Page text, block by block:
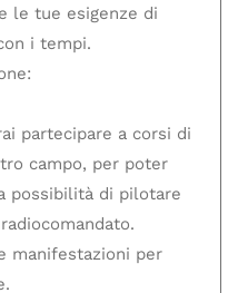
le tue esigenze di
i tempi.
partecipare a corsi di
campo, per poter
possibilità di pilotare
manifestazioni per